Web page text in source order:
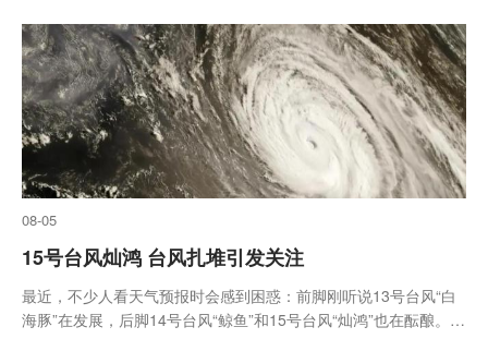
08-05
15号台风灿鸿 台风扎堆引发关注
最近，不少人看天气预报时会感到困惑：前脚刚听说13号台风“白
海豚”在发展，后脚14号台风“鲸鱼”和15号台风“灿鸿”也在酝酿。仿